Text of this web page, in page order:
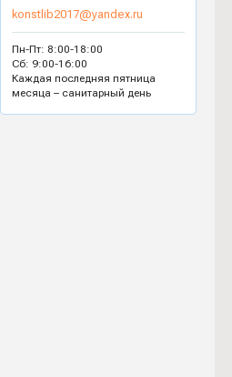
konstlib2017@yandex.ru
Пн-Пт: 8:00-18:00
Сб: 9:00-16:00
Каждая последняя пятница
месяца – санитарный день